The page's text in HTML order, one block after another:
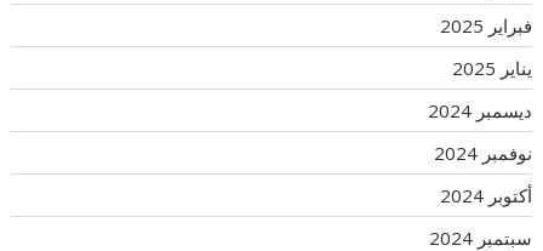
فبراير 2025
يناير 2025
ديسمبر 2024
نوفمبر 2024
أكتوبر 2024
سبتمبر 2024